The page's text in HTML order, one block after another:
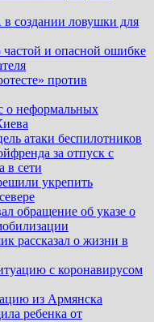
создании ловушки для
и опасной ошибке
против
о неформальных
атаки беспилотников
за отпуск с
в сети
укрепить
обращение об указе о
рассказал о жизни в
с коронавирусом
из Армянска
ребенка от